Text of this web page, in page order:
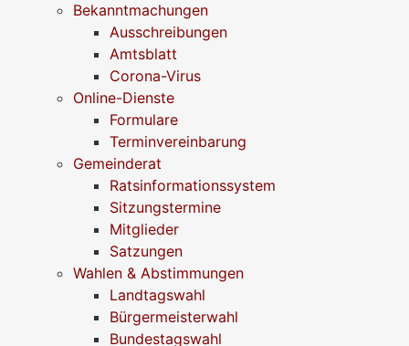
Bekanntmachungen
Ausschreibungen
Amtsblatt
Corona-Virus
Online-Dienste
Formulare
Terminvereinbarung
Gemeinderat
Ratsinformationssystem
Sitzungstermine
Mitglieder
Satzungen
Wahlen & Abstimmungen
Landtagswahl
Bürgermeisterwahl
Bundestagswahl